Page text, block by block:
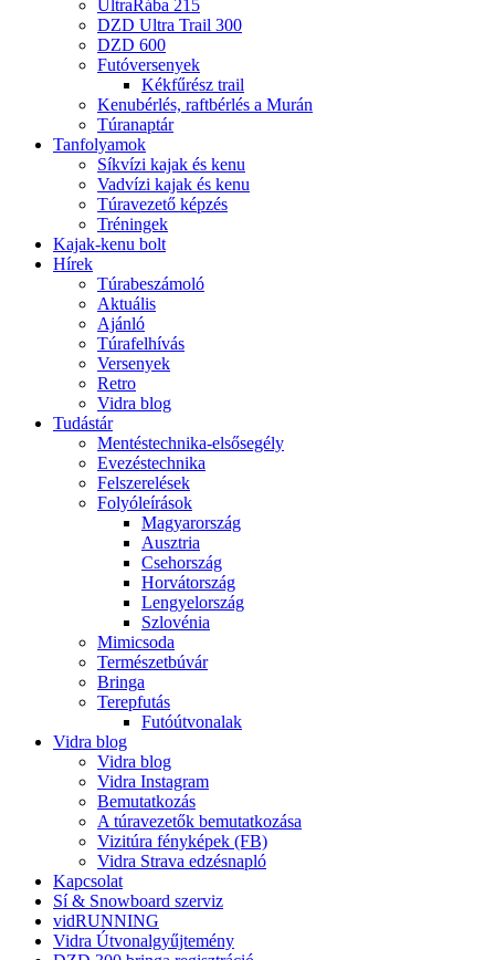
UltraRába 215
DZD Ultra Trail 300
DZD 600
Futóversenyek
Kékfűrész trail
Kenubérlés, raftbérlés a Murán
Túranaptár
Tanfolyamok
Síkvízi kajak és kenu
Vadvízi kajak és kenu
Túravezető képzés
Tréningek
Kajak-kenu bolt
Hírek
Túrabeszámoló
Aktuális
Ajánló
Túrafelhívás
Versenyek
Retro
Vidra blog
Tudástár
Mentéstechnika-elsősegély
Evezéstechnika
Felszerelések
Folyóleírások
Magyarország
Ausztria
Csehország
Horvátország
Lengyelország
Szlovénia
Mimicsoda
Természetbúvár
Bringa
Terepfutás
Futóútvonalak
Vidra blog
Vidra blog
Vidra Instagram
Bemutatkozás
A túravezetők bemutatkozása
Vizitúra fényképek (FB)
Vidra Strava edzésnapló
Kapcsolat
Sí & Snowboard szerviz
vidRUNNING
Vidra Útvonalgyűjtemény